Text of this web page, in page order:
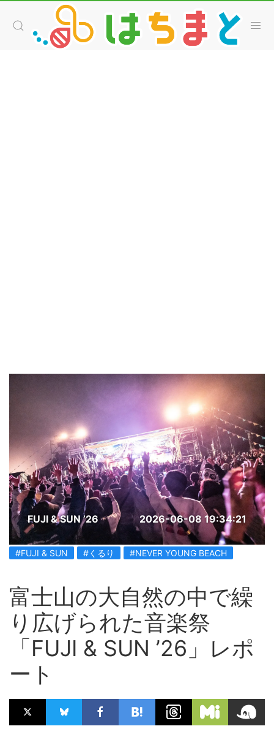
FUJI & SUN ’26 2026-06-08 19:34:21
#FUJI & SUN #くるり #NEVER YOUNG BEACH
富士山の大自然の中で繰
り広げられた音楽祭
「FUJI & SUN ’26」レポ
ート